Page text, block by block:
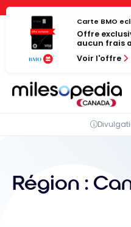
Panneau de gestion des
Passer
contenu
Carte BMO
Offre
aucun frais
Voir l'offre
Région :